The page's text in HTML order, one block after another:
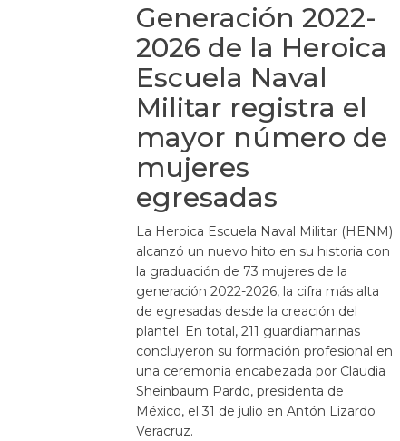
Generación 2022-
2026 de la Heroica
Escuela Naval
Militar registra el
mayor número de
mujeres
egresadas
La Heroica Escuela Naval Militar (HENM)
alcanzó un nuevo hito en su historia con
la graduación de 73 mujeres de la
generación 2022-2026, la cifra más alta
de egresadas desde la creación del
plantel. En total, 211 guardiamarinas
concluyeron su formación profesional en
una ceremonia encabezada por Claudia
Sheinbaum Pardo, presidenta de
México, el 31 de julio en Antón Lizardo
Veracruz.